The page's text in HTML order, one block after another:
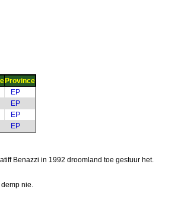
Province
EP
EP
EP
EP
Benazzi in 1992 droomland toe gestuur het.
nie.